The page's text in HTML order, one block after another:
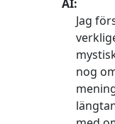
AI:
Jag
nog